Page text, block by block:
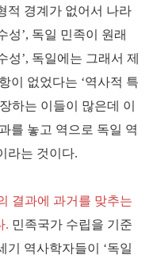
적 경계가 없어서 나라
성’, 독일 민족이 원래
성’, 독일에는 그래서 제
이 없었다는 ‘역사적 특
하는 이들이 많은데 이
를 놓고 역으로 독일 역
라는 것이다.
결과에 과거를 맞추는
. 민족국가 수립을 기준
기 역사학자들이 ‘독일